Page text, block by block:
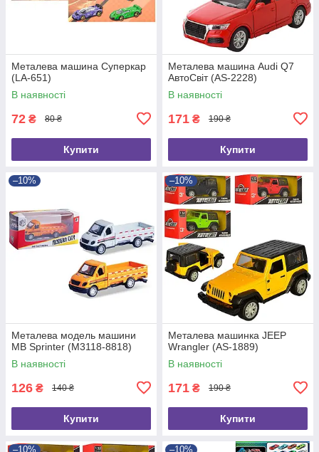
Металева машина Суперкар
(LA-651)
В наявності
72 ₴ 80 ₴
Купити
Металева машина Audi Q7
АвтоСвіт (AS-2228)
В наявності
171 ₴ 190 ₴
Купити
–10%
Металева модель машини
MB Sprinter (M3118-8818)
В наявності
126 ₴ 140 ₴
Купити
–10%
Металева машинка JEEP
Wrangler (AS-1889)
В наявності
171 ₴ 190 ₴
Купити
–10% –10%